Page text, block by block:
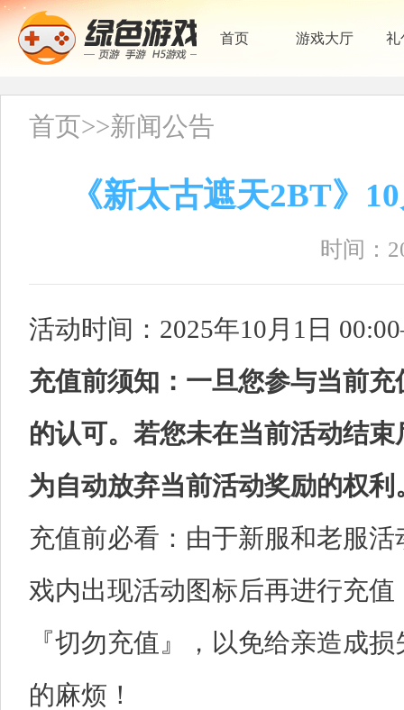
首页 游戏大厅 礼
首页>>新闻公告
《新太古遮天2BT》
时间：
活动时间：2025年10月1日
充值前须知：一旦您参与当前
的认可。若您未在当前活动结
为自动放弃当前活动奖励的权利
充值前必看：由于新服和老服
戏内出现活动图标后再进行充
『切勿充值』，以免给亲造成
的麻烦！